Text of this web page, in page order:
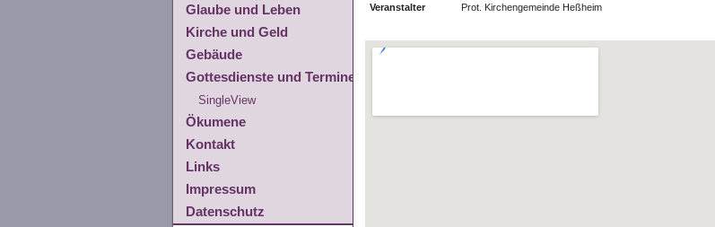
Glaube und Leben
Kirche und Geld
Gebäude
Gottesdienste und Termine
SingleView
Ökumene
Kontakt
Links
Impressum
Datenschutz
Veranstalter Prot. Kirchengemeinde Heßheim